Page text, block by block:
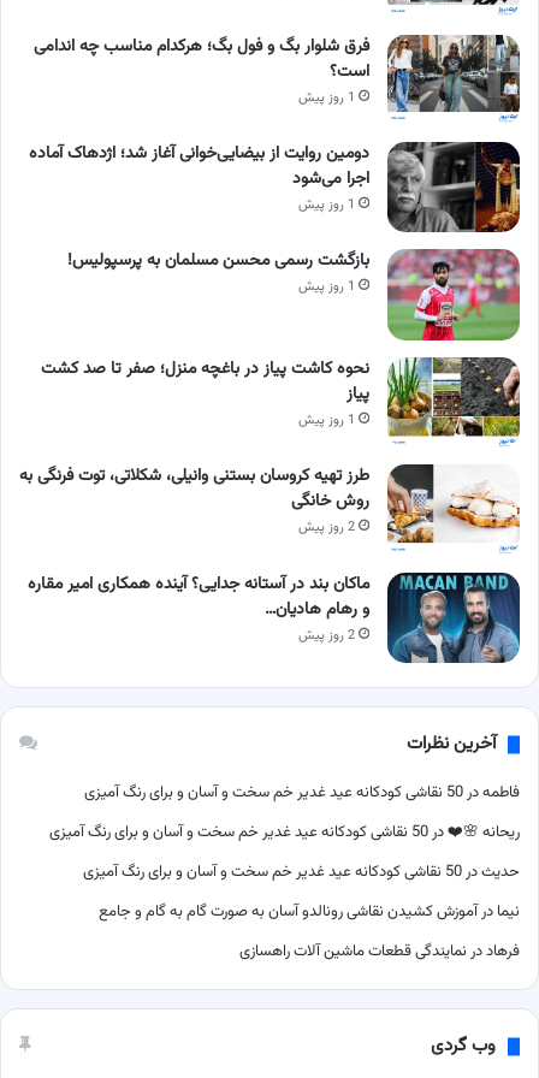
فرق شلوار بگ و فول بگ؛ هرکدام مناسب چه اندامی
است؟
1 روز پیش
دومین روایت از بیضایی‌خوانی آغاز شد؛ اژدهاک آماده
اجرا می‌شود
1 روز پیش
بازگشت رسمی محسن مسلمان به پرسپولیس!
1 روز پیش
نحوه کاشت پیاز در باغچه منزل؛ صفر تا صد کشت
پیاز
1 روز پیش
طرز تهیه کروسان بستنی وانیلی، شکلاتی، توت فرنگی به
روش خانگی
2 روز پیش
ماکان بند در آستانه جدایی؟ آینده همکاری امیر مقاره
و رهام هادیان…
2 روز پیش
آخرین نظرات
فاطمهدر50 نقاشی کودکانه عید غدیر خم سخت و آسان و برای رنگ آمیزی
ریحانه 🌸❤️در50 نقاشی کودکانه عید غدیر خم سخت و آسان و برای رنگ آمیزی
حدیثدر50 نقاشی کودکانه عید غدیر خم سخت و آسان و برای رنگ آمیزی
نیما درآموزش کشیدن نقاشی رونالدو آسان به صورت گام به گام و جامع
فرهاددر نمایندگی قطعات ماشین آلات راهسازی
وب گردی